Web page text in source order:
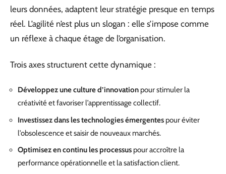
leurs données, adaptent leur stratégie presque en temps
réel. L’agilité n’est plus un slogan : elle s’impose comme
un réflexe à chaque étage de l’organisation.
Trois axes structurent cette dynamique :
Développez une culture d’innovation pour stimuler la
créativité et favoriser l’apprentissage collectif.
Investissez dans les technologies émergentes pour éviter
l’obsolescence et saisir de nouveaux marchés.
Optimisez en continu les processus pour accroître la
performance opérationnelle et la satisfaction client.